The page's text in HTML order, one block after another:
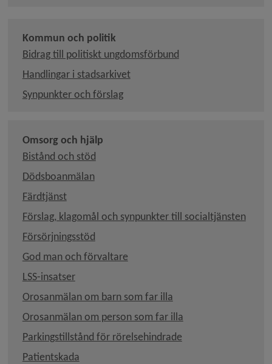
Kommun och politik
Bidrag till politiskt ungdomsförbundLänk till annan
Handlingar i stadsarkivetLänk till annan webbplats,
Synpunkter och förslag
Omsorg och hjälp
Bistånd och stöd
Dödsboanmälan
Färdtjänst
Förslag, klagomål och synpunkter till socialtjänsten
Försörjningsstöd
God man och förvaltare
LSS-insatser
Orosanmälan om barn som far illa
Orosanmälan om person som far illa
Parkingstillstånd för rörelsehindrade
Patientskada